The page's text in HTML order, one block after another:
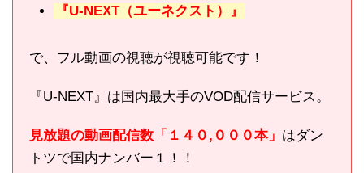
『U-NEXT（ユーネクスト）』
で、フル動画の視聴が視聴可能です！
『U-NEXT』は国内最大手のVOD配信サービス。
見放題の動画配信数「１４０,０００本」 はダン
トツで国内ナンバー１！！